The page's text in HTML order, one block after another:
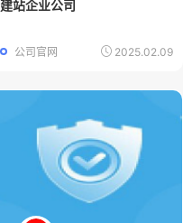
建站企业公司
2025.02.09
公司官网